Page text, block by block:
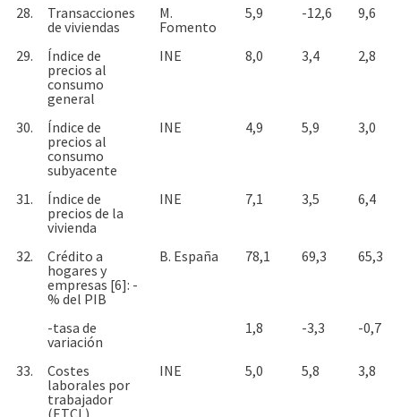
28.
Transacciones
de viviendas
M.
Fomento
5,9 -12,6 9,6
29.
Índice de
precios al
consumo
general
INE 8,0 3,4 2,8
30.
Índice de
precios al
consumo
subyacente
INE 4,9 5,9 3,0
31.
Índice de
precios de la
vivienda
INE 7,1 3,5 6,4
32.
Crédito a
hogares y
empresas [6]: -
% del PIB
B. España 78,1 69,3 65,3
-tasa de
variación
1,8 -3,3 -0,7
33.
Costes
laborales por
trabajador
(ETCL)
INE 5,0 5,8 3,8